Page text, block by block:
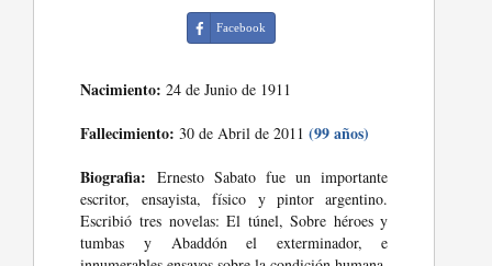
Facebook
Nacimiento: 24 de Junio de 1911
Fallecimiento: 30 de Abril de 2011(99 años)
Biografia: Ernesto Sabato fue un importante
escritor, ensayista, físico y pintor argentino.
Escribió tres novelas: El túnel, Sobre héroes y
tumbas y Abaddón el exterminador, e